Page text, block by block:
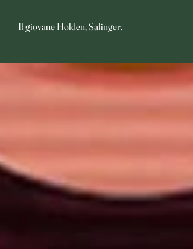
Il giovane Holden, Salinger.